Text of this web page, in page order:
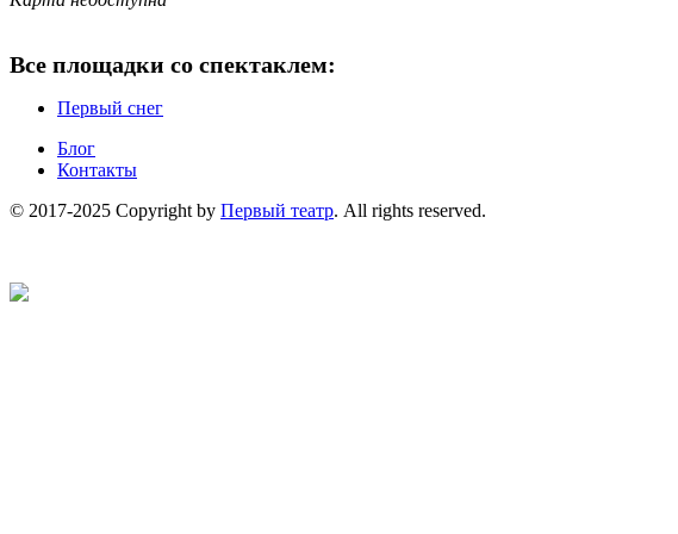
Все площадки со спектаклем:
Первый снег
Блог
Контакты
© 2017-2025 Copyright by Первый театр. All rights reserved.